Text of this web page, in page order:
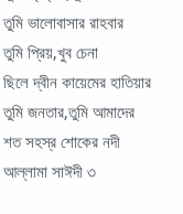
তুমি ভালোবাসার রাহবার
তুমি প্রিয়,খুব চেনা
ছিলে দ্বীন কায়েমের হাতিয়ার
তুমি জনতার,তুমি আমাদের
শত সহস্র শোকের নদী
আল্লামা সাঈদী ৩